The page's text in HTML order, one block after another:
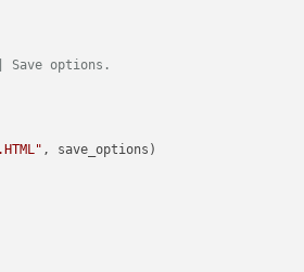
Save options.
, save_options)